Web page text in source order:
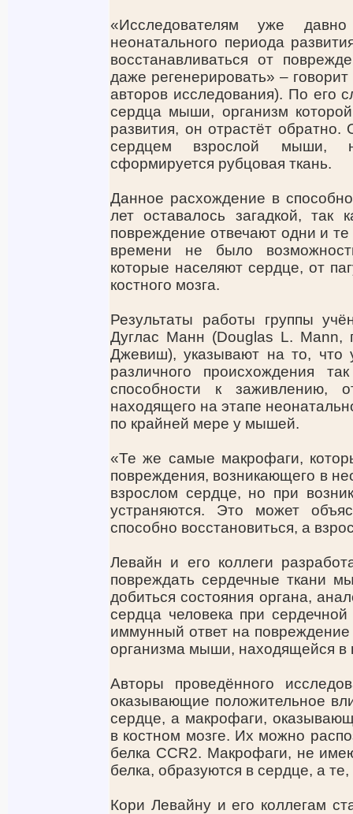
«Исследователям уже
неонатального периода
восстанавливаться от
даже регенерировать» –
авторов исследования). По его
сердца мыши, организм
развития, он отрастёт
сердцем взрослой мыши,
сформируется рубцовая ткань.
Данное расхождение в
лет оставалось загадкой, так
повреждение отвечают одни и
времени не было
которые населяют сердце, от
костного мозга.
Результаты работы группы
Дуглас Манн (Douglas L. Mann,
Джевиш), указывают на то, что
различного происхождения
способности к заживлению,
находящего на этапе
по крайней мере у мышей.
«Те же самые макрофаги,
повреждения, возникающего в
взрослом сердце, но при
устраняются. Это может
способно восстановиться, а
Левайн и его коллеги
повреждать сердечные ткани
добиться состояния органа,
сердца человека при
иммунный ответ на
организма мыши, находящейся в
Авторы проведённого
оказывающие положительное
сердце, а макрофаги,
в костном мозге. Их можно
белка CCR2. Макрофаги, не
белка, образуются в сердце, а
Кори Левайну и его коллегам